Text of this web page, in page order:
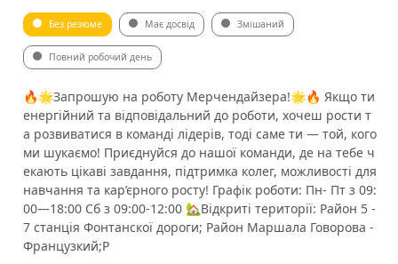
Без резюме Має досвід Змішаний
Повний робочий день
🔥🌟Запрошую на роботу Мерчендайзера!🌟🔥 Якщо ти
енергійний та відповідальний до роботи, хочеш рости т
а розвиватися в команді лідерів, тоді саме ти — той, кого
ми шукаємо! Приєднуйся до нашої команди, де на тебе ч
екають цікаві завдання, підтримка колег, можливості для
навчання та кар’єрного росту! Графік роботи: Пн- Пт з 09:
00—18:00 Сб з 09:00-12:00 🏡Відкриті території: Район 5 -
7 станція Фонтанскої дороги; Район Маршала Говорова -
Французкий;Р